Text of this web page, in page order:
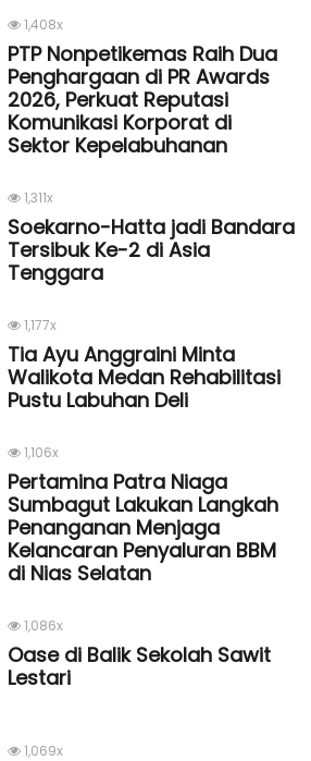
1,408x
PTP Nonpetikemas Raih Dua
Penghargaan di PR Awards
2026, Perkuat Reputasi
Komunikasi Korporat di
Sektor Kepelabuhanan
1,311x
Soekarno-Hatta jadi Bandara
Tersibuk Ke-2 di Asia
Tenggara
1,177x
Tia Ayu Anggraini Minta
Walikota Medan Rehabilitasi
Pustu Labuhan Deli
1,106x
Pertamina Patra Niaga
Sumbagut Lakukan Langkah
Penanganan Menjaga
Kelancaran Penyaluran BBM
di Nias Selatan
1,086x
Oase di Balik Sekolah Sawit
Lestari
1,069x